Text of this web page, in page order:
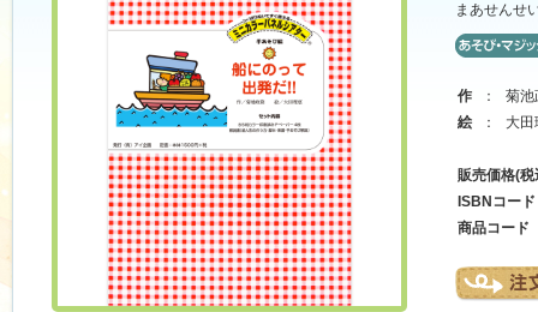
まあせんせ
作 ：
菊池
絵
： 大田
販売価格(税
ISBNコード
商品コード